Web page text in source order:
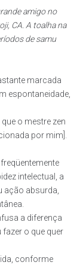
amigo no
CA. A toalha na
de samu
marcada
espontaneidade,
o mestre zen
por mim].
intelectual, a
ação absurda,
a diferença
o que quer
conforme